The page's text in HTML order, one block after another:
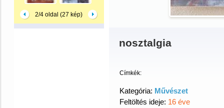
2/4 oldal (27 kép)
nosztalgia
Címkék:
Kategória: Művészet
Feltöltés ideje: 16 éve